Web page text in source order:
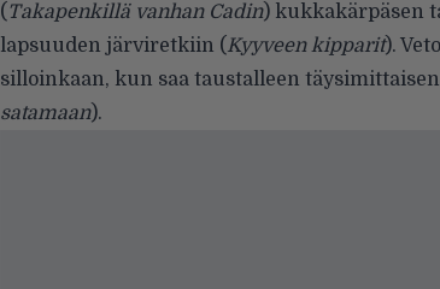
( Takapenkillä vanhan Cadin) kukkakärpäsen
lapsuuden järviretkiin (Kyyveen kipparit).
silloinkaan, kun saa taustalleen
satamaan).